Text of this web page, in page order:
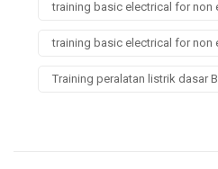
training basic electrical for non
training basic electrical for non
Training peralatan listrik dasar